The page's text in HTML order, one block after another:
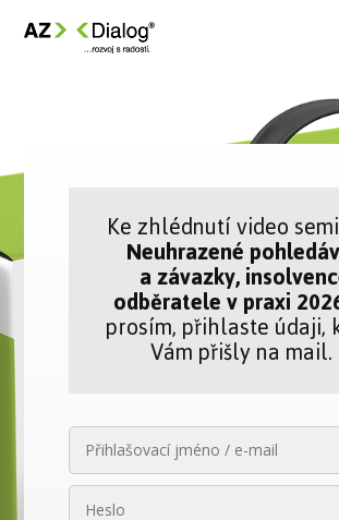
Ke zhlédnutí video
Neuhrazené
a závazky,
odběratele v praxi
prosím, přihlaste údaji,
Vám přišly na mail.